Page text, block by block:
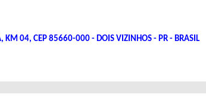
KM 04, CEP 85660-000 - DOIS VIZINHOS - PR - BRASIL